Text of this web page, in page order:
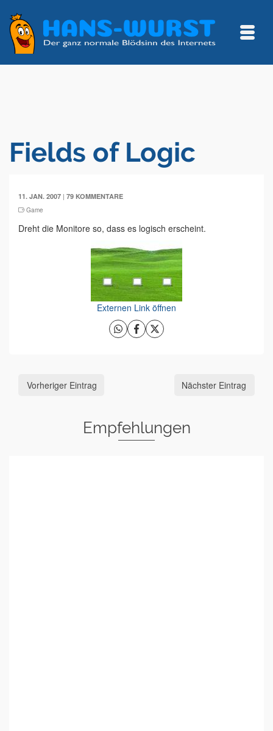
Fields of Logic
11. JAN. 2007 | 79 KOMMENTARE
Game
Dreht die Monitore so, dass es logisch erscheint.
Externen Link öffnen
Vorheriger Eintrag Nächster Eintrag
Empfehlungen